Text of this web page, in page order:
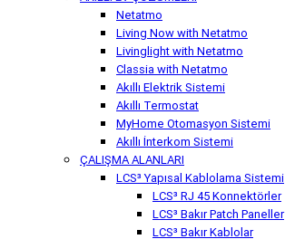
Netatmo
Living Now with Netatmo
Livinglight with Netatmo
Classia with Netatmo
Akıllı Elektrik Sistemi
Akıllı Termostat
MyHome Otomasyon Sistemi
Akıllı İnterkom Sistemi
ÇALIŞMA ALANLARI
LCS³ Yapısal Kablolama Sistemi
LCS³ RJ 45 Konnektörler
LCS³ Bakır Patch Paneller
LCS³ Bakır Kablolar